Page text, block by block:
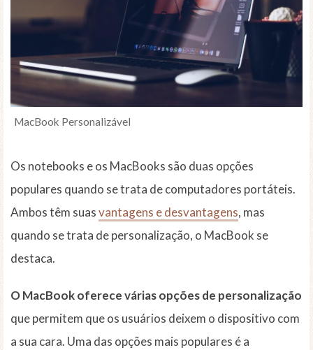
MacBook Personalizável
Os notebooks e os MacBooks são duas opções
populares quando se trata de computadores portáteis.
Ambos têm suasvantagens e desvantagens, mas
quando se trata de personalização, o MacBook se
destaca.
O MacBook oferece várias opções de personalização
que permitem que os usuários deixem o dispositivo com
a sua cara. Uma das opções mais populares é a